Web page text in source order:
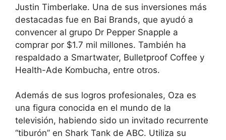
Justin Timberlake. Una de sus inversiones más
destacadas fue en Bai Brands, que ayudó a
convencer al grupo Dr Pepper Snapple a
comprar por $1.7 mil millones. También ha
respaldado a Smartwater, Bulletproof Coffee y
Health-Ade Kombucha, entre otros.
Además de sus logros profesionales, Oza es
una figura conocida en el mundo de la
televisión, habiendo sido un invitado recurrente
“tiburón” en Shark Tank de ABC. Utiliza su